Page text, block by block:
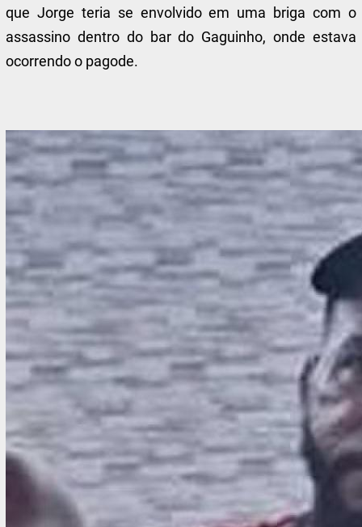
que Jorge teria se envolvido em uma briga com o
assassino dentro do bar do Gaguinho, onde estava
ocorrendo o pagode.